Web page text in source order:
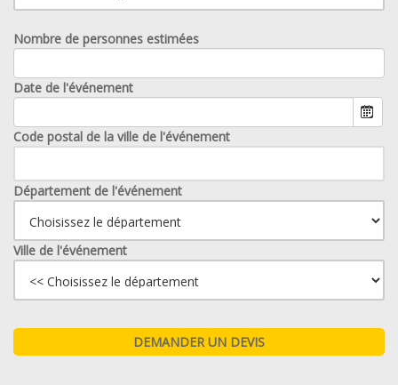
Nombre de personnes estimées
Date de l'événement
Code postal de la ville de l'événement
Département de l'événement
Ville de l'événement